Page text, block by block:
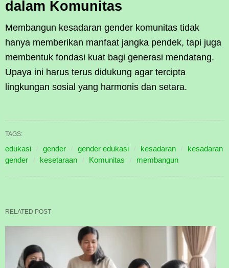
dalam Komunitas
Membangun kesadaran gender komunitas tidak
hanya memberikan manfaat jangka pendek, tapi juga
membentuk fondasi kuat bagi generasi mendatang.
Upaya ini harus terus didukung agar tercipta
lingkungan sosial yang harmonis dan setara.
TAGS:
edukasi gender gender edukasi kesadaran
kesadaran
gender
kesetaraan Komunitas membangun
RELATED POST